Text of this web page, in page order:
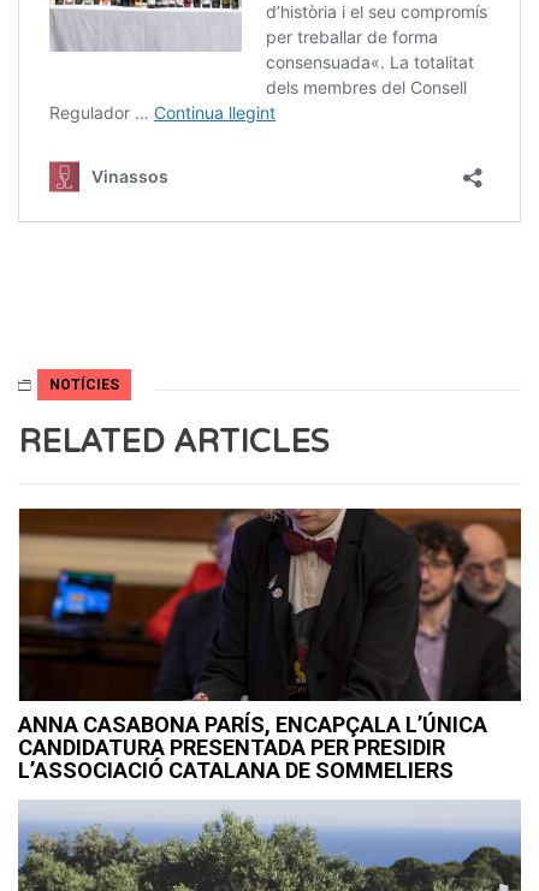
NOTÍCIES
RELATED ARTICLES
ANNA CASABONA PARÍS, ENCAPÇALA L’ÚNICA
CANDIDATURA PRESENTADA PER PRESIDIR
L’ASSOCIACIÓ CATALANA DE SOMMELIERS